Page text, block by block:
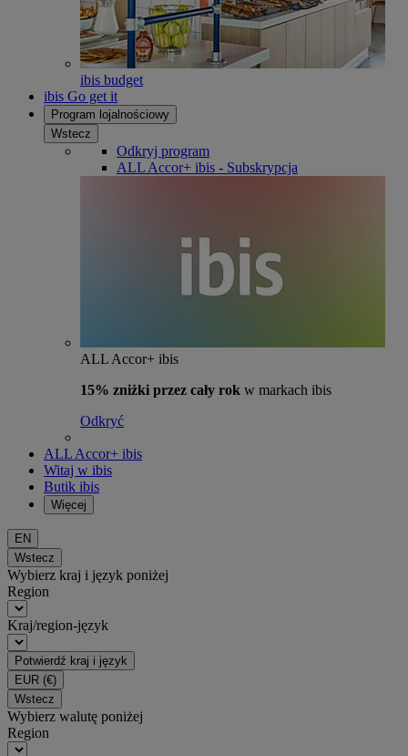
ibis budget
ibis Go get it
Program lojalnościowy
Wstecz
Odkryj program
ALL Accor+ ibis - Subskrypcja
ALL Accor+ ibis
15% zniżki przez cały rok w markach ibis
Odkryć
ALL Accor+ ibis
Witaj w ibis
Butik ibis
Więcej
EN
Wstecz
Wybierz kraj i język poniżej
Region
Kraj/region-język
Potwierdź kraj i język
EUR (€)
Wstecz
Wybierz walutę poniżej
Region